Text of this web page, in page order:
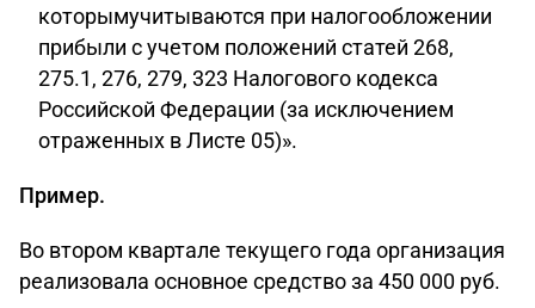
которымучитываются при налогообложении
прибыли с учетом положений статей 268,
275.1, 276, 279, 323 Налогового кодекса
Российской Федерации (за исключением
отраженных в Листе 05)».
Пример.
Во втором квартале текущего года организация
реализовала основное средство за 450 000 руб.